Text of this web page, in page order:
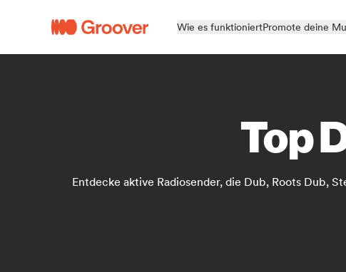
Wie es funktioniertPromote deine
Top
Entdecke aktive Radiosender, die Dub, Roots Dub,